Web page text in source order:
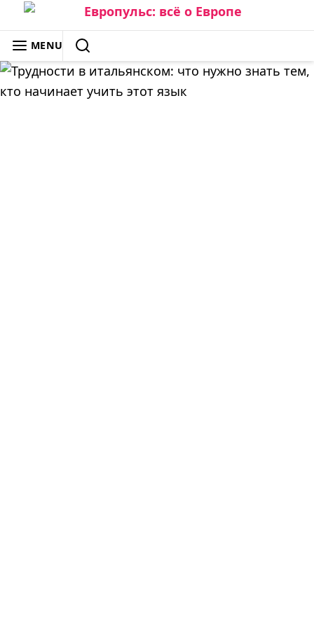
Skip
to
content
ЕВРОПУЛЬС: ВСЁ О ЕВРОПЕ
MENU
SEARCH